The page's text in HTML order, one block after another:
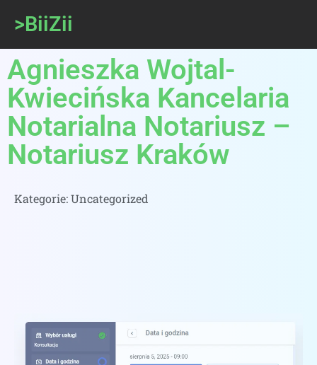
>BiiZii
Agnieszka Wojtal-
Kwiecińska Kancelaria
Notarialna Notariusz –
Notariusz Kraków
Kategorie:Uncategorized